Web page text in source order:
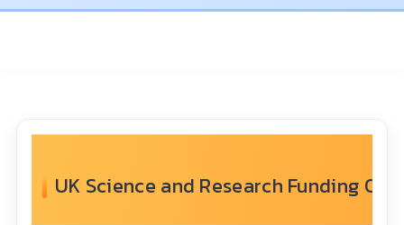
UK Science and Research Funding